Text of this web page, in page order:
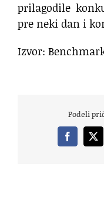
prilagodile
pre neki dan i
Izvor:
Podeli
Facebook
X